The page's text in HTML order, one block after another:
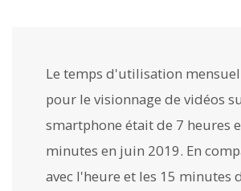
Le temps d'utilisation
pour le visionnage de vidéos
smartphone était de 7 heures
minutes en juin 2019. En
avec l'heure et les 15 minutes